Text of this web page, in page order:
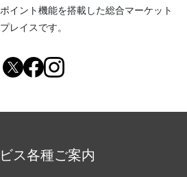
イント機能を搭載した総合マーケット
プレイスです。
ス各種ご案内